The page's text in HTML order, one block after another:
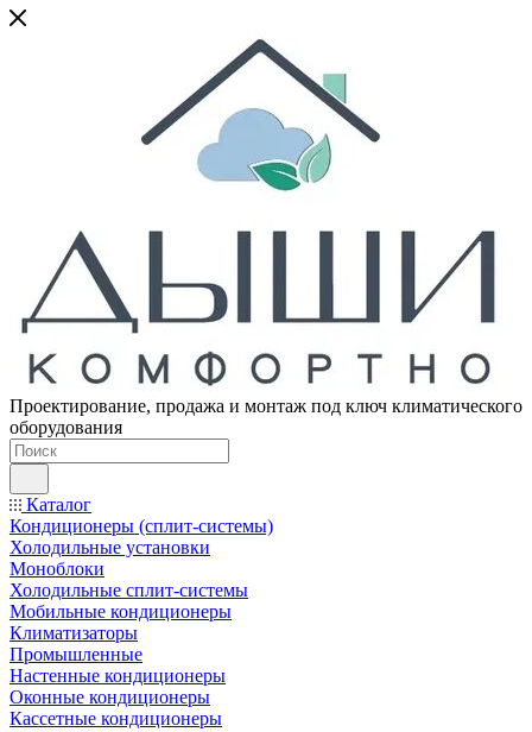
Проектирование, продажа и монтаж под ключ климатического
оборудования
Каталог
Кондиционеры (сплит-системы)
Холодильные установки
Моноблоки
Холодильные сплит-системы
Мобильные кондиционеры
Климатизаторы
Промышленные
Настенные кондиционеры
Оконные кондиционеры
Кассетные кондиционеры